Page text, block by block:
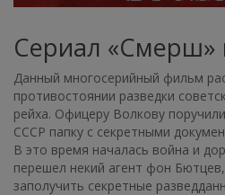
Сериал «Смерш»
Данный многосерийный фильм
противостоянии разведки
рейха. Офицеру Волкову
СССР папку с секретными
В это время началась война и
перешел некий агент фон
заполучить секретные